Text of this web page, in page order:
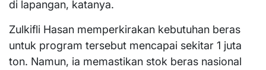
di lapangan, katanya.
Zulkifli Hasan memperkirakan kebutuhan beras
untuk program tersebut mencapai sekitar 1 juta
ton. Namun, ia memastikan stok beras nasional